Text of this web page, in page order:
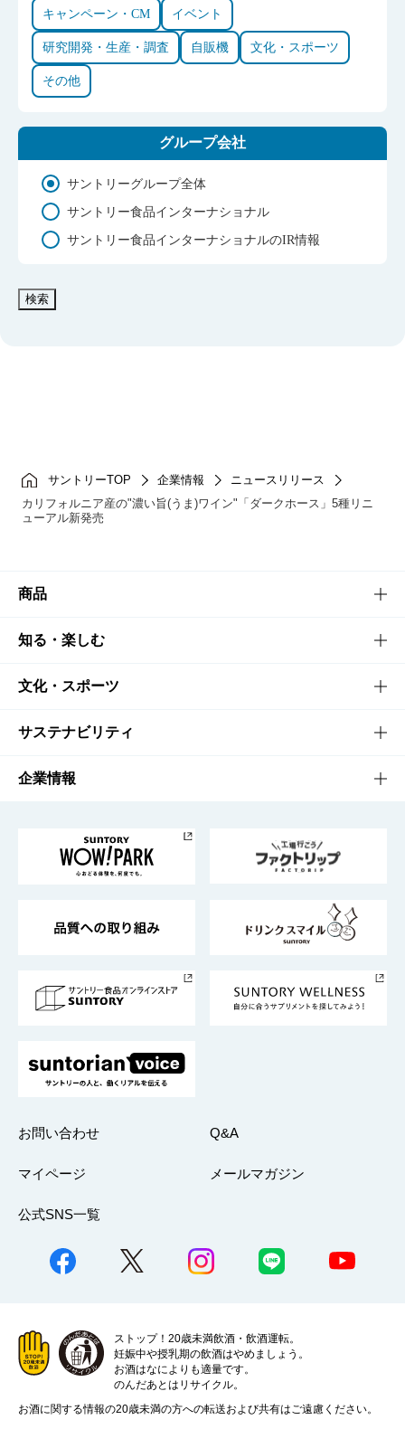
サントリーTOP 企業情報
ニュースリリース
カリフォルニア産の"濃い旨(うま)ワイン"「ダークホース」5種リニ
ューアル新発売
キャンペーン・CM イベント
研究開発・生産・調査 自販機 文化・スポーツ
その他
グループ会社
サントリーグループ全体
サントリー食品インターナショナル
サントリー食品インターナショナルのIR情報
検索
商品
商品TOP
商品一覧
商品発売情報
栄養成分一覧
知る・楽しむ
知る・楽しむTOP
キャンペーン
工場見学
地域情報
文化・スポーツ
文化・スポーツTOP
サントリーホール
サントリーサンバーズ大阪
サステナビリティ
サステナビリティTOP
サントリーが考えるサステナビリティ経営
企業情報
企業概要
採用情報
お問い合わせ Q&A
マイページ メールマガジン
公式SNS一覧
ストップ！20歳未満飲酒・飲酒運転。
妊娠中や授乳期の飲酒はやめましょう。
お酒はなによりも適量です。
のんだあとはリサイクル。
お酒に関する情報の20歳未満の方への転送および共有はご遠慮ください。